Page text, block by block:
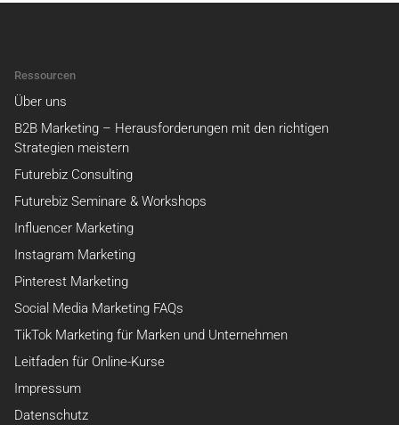
Ressourcen
Über uns
B2B Marketing – Herausforderungen mit den richtigen
Strategien meistern
Futurebiz Consulting
Futurebiz Seminare & Workshops
Influencer Marketing
Instagram Marketing
Pinterest Marketing
Social Media Marketing FAQs
TikTok Marketing für Marken und Unternehmen
Leitfaden für Online-Kurse
Impressum
Datenschutz